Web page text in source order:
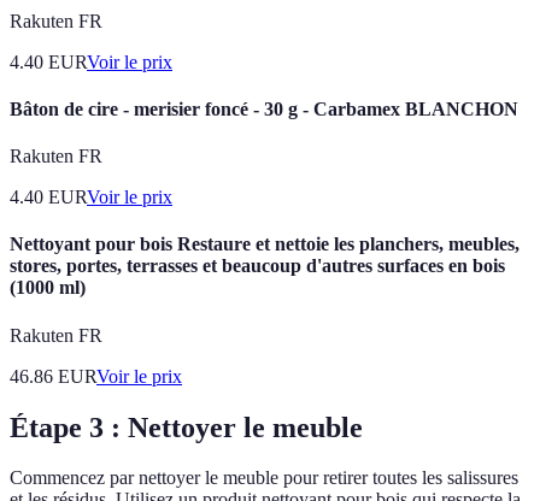
Rakuten FR
4.40 EURVoir le prix
Bâton de cire - merisier foncé - 30 g - Carbamex BLANCHON
Rakuten FR
4.40 EURVoir le prix
Nettoyant pour bois Restaure et nettoie les planchers, meubles,
stores, portes, terrasses et beaucoup d'autres surfaces en bois
(1000 ml)
Rakuten FR
46.86 EURVoir le prix
Étape 3 : Nettoyer le meuble
Commencez par nettoyer le meuble pour retirer toutes les salissures